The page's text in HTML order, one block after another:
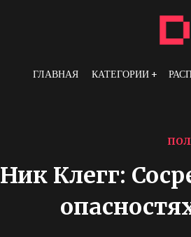
ГЛАВНАЯ КАТЕГОРИИ
Ник Клегг: